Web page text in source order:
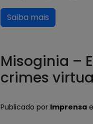
Saiba mais
Misoginia –
crimes
Publicado por Imprensa